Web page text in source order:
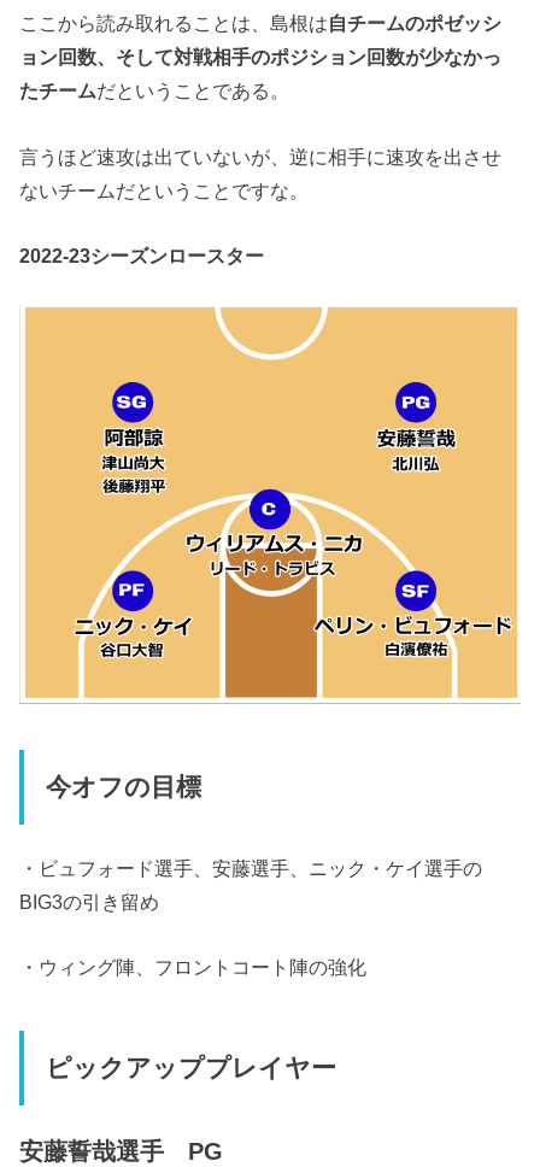
ここから読み取れることは、島根は自チームのポゼッシ
ョン回数、そして対戦相手のポジション回数が少なかっ
たチームだということである。
言うほど速攻は出ていないが、逆に相手に速攻を出させ
ないチームだということですな。
2022-23シーズンロースター
今オフの目標
・ビュフォード選手、安藤選手、ニック・ケイ選手の
BIG3の引き留め
・ウィング陣、フロントコート陣の強化
ピックアッププレイヤー
安藤誓哉選手 PG